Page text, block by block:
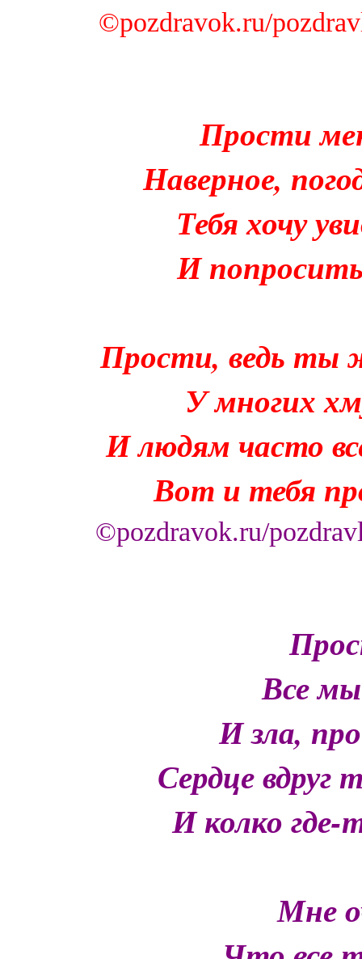
©pozdravok.ru/
Прости
Наверное,
Тебя хочу
И
Прости, ведь ты
У многих
И людям часто
Вот и тебя
©pozdravok.ru/
Все
И зла,
Сердце вдруг
И колко где-
Мне